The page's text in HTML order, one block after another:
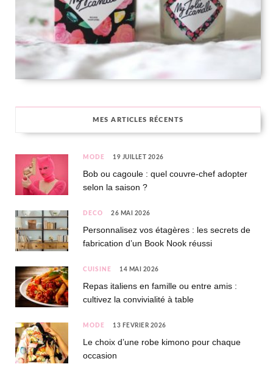
MES ARTICLES RÉCENTS
MODE 19 JUILLET 2026
Bob ou cagoule : quel couvre-chef adopter
selon la saison ?
DÉCO 26 MAI 2026
Personnalisez vos étagères : les secrets de
fabrication d’un Book Nook réussi
CUISINE 14 MAI 2026
Repas italiens en famille ou entre amis :
cultivez la convivialité à table
MODE 13 FÉVRIER 2026
Le choix d’une robe kimono pour chaque
occasion